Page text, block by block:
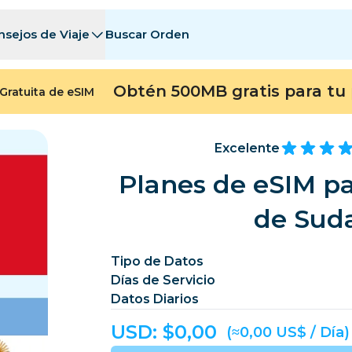
de Viaje Buscar Orden
Andorra
Bermudas
Camerún
Costa Rica
Dinamarca Dominica
Europa
de eSIM Obtén 500MB gratis para tu
Excelente
Planes de eSIM
de
Tipo de Datos
Días de Servicio
Datos Diarios
USD: $0,00 (≈0,00 US$ / Día)